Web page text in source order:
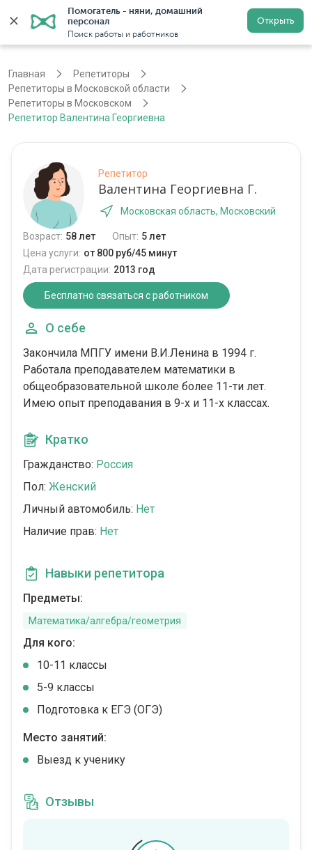
Помогатель - няни, домашний
персонал
Поиск работы и работников
Открыть
Регистрация
Главная
Репетиторы
Репетиторы в Московской области
Репетиторы в Московском
Репетитор Валентина Георгиевна
Репетитор
Валентина Георгиевна Г.
Московская область, Московский
Возраст: 58 лет Опыт: 5 лет
Цена услуги: от 800 руб/45 минут
Дата регистрации: 2013 год
Бесплатно связаться с работником
О себе
Закончила МПГУ имени В.И.Ленина в 1994 г.
Работала преподавателем математики в
общеобразовательной школе более 11-ти лет.
Имею опыт преподавания в 9-х и 11-х классах.
Кратко
Гражданство: Россия
Пол: Женский
Личный автомобиль: Нет
Наличие прав: Нет
Навыки репетитора
Предметы:
Математика/алгебра/геометрия
Для кого:
10-11 классы
5-9 классы
Подготовка к ЕГЭ (ОГЭ)
Место занятий:
Выезд к ученику
Отзывы